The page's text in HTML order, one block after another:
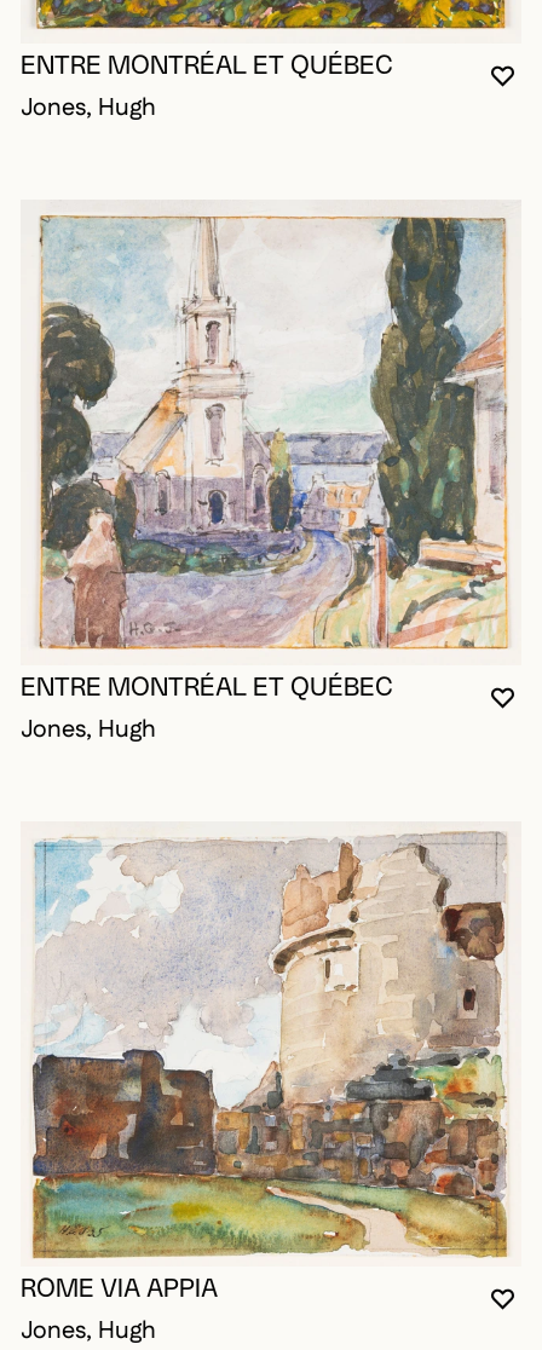
ENTRE MONTRÉAL ET QUÉBEC
Jones, Hugh
ENTRE MONTRÉAL ET QUÉBEC
Jones, Hugh
ROME VIA APPIA
Jones, Hugh